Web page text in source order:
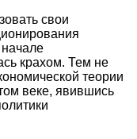
свои
крахом. Тем не
теории
веке, явившись